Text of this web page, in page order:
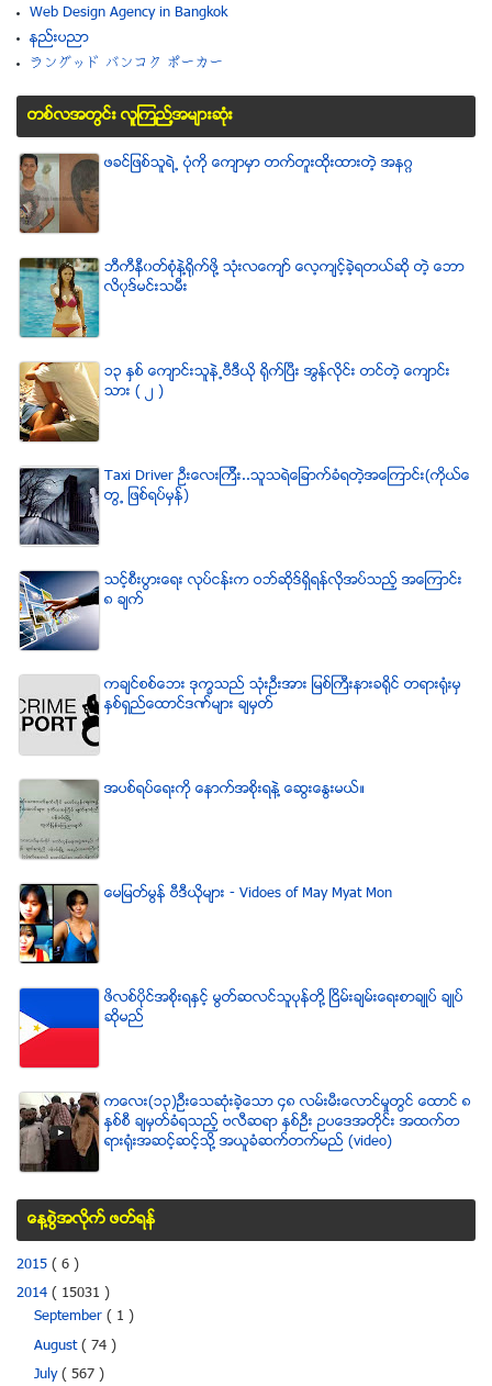
Web Design Agency in Bangkok
နည္းပညာ
ラングッド バンコク ポーカー
တစ္လအတြင္း လူၾကည္႔အမ်ားဆံုး
ဖခင္ျဖစ္သူရဲ႕ ပံုကို ေက်ာမွာ တက္တူးထိုးထားတဲ့ အနဂၢ
ဘီကီနီ၀တ္စံုနဲ႔႐ုိက္ဖို႔ သံုးလေက်ာ္ ေလ့က်င့္ခဲ့ရတယ္ဆို တဲ့ ေဘာ
လိ၀ုဒ္မင္းသမီး
၁၃ ႏွစ္ ေက်ာင္းသူနဲ႕ဗီဒီယို ရိုက္ျပီး အြန္လိုင္း တင္တဲ့ ေက်ာင္း
သား ( ၂ )
Taxi Driver ဦးေလးၾကီး..သူသရဲေျခာက္ခံရတဲ့အေၾကာင္း(ကိုယ္ေ
တြ႕ ျဖစ္ရပ္မွန္)
သင့္စီးပြားေရး လုပ္ငန္းက ဝဘ္ဆိုဒ္ရွိရန္လိုအပ္သည့္ အေၾကာင္း
၈ ခ်က္
ကခ်င္စစ္ေဘး ဒုကၡသည္ သံုးဦးအား ျမစ္ႀကီးနားခရိုင္ တရားရံုးမွ
ႏွစ္ရွည္ေထာင္ဒဏ္မ်ား ခ်မွတ္
အပစ္ရပ္ေရးကို ေနာက္အစိုးရနဲ႔ ေဆြးေႏြးမယ္။
ေမျမတ္မြန္ ဗီဒီယုိမ်ား - Vidoes of May Myat Mon
ဖိလစ္ပိုင္အစိုးရႏွင့္ မြတ္ဆလင္သူပုန္တို႔ ၿငိမ္းခ်မ္းေရးစာခ်ဳပ္ ခ်ဳပ္
ဆိုမည္
ကေလး(၁၃)ဦးေသဆံုးခဲ့ေသာ ၄၈ လမ္းမီးေလာင္မႈတြင္ ေထာင္ ၈
ႏွစ္စီ ခ်မွတ္ခံရသည့္ ဗလီဆရာ ႏွစ္ဦး ဥပေဒအတိုင္း အထက္တ
ရားရံုးအဆင့္ဆင့္သို႔ အယူခံဆက္တက္မည္ (video)
ေန႔စြဲအလိုက္ ဖတ္ရန္
2015 ( 6 )
2014 ( 15031 )
September ( 1 )
August( 74 )
July( 567 )